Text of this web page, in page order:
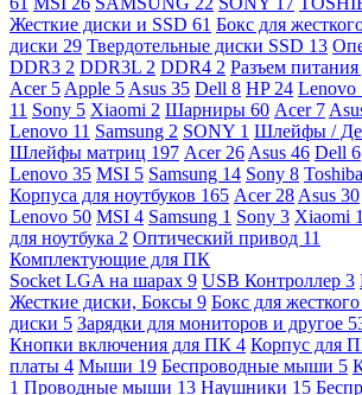
Жесткие диски и SSD 61 Бокс для
диски 29 Твердотельные диски SSD 13
DDR3 2 DDR3L 2 DDR4 2 Разъем питания
Acer 5 Apple 5 Asus 35 Dell 8 HP 24 Lenovo
11 Sony 5 Xiaomi 2 Шарниры 60 Acer 7
Lenovo 11 Samsung 2 SONY 1 Шлейфы /
Шлейфы матриц 197 Acer 26 Asus 46 Dell 6
Lenovo 35 MSI 5 Samsung 14 Sony 8 Toshiba
Корпуса для ноутбуков 165 Acer 28 Asus 30
Lenovo 50 MSI 4 Samsung 1 Sony 3 Xiaomi
для ноутбука 2 Оптический привод 11
Комплектующие для ПК
Socket LGA на шарах 9 USB Контроллер 3
Жесткие диски, Боксы 9 Бокс для
диски 5 Зарядки для мониторов и другое
Кнопки включения для ПК 4 Корпус для
платы 4 Мыши 19 Беспроводные мыши 5
1 Проводные мыши 13 Наушники 15